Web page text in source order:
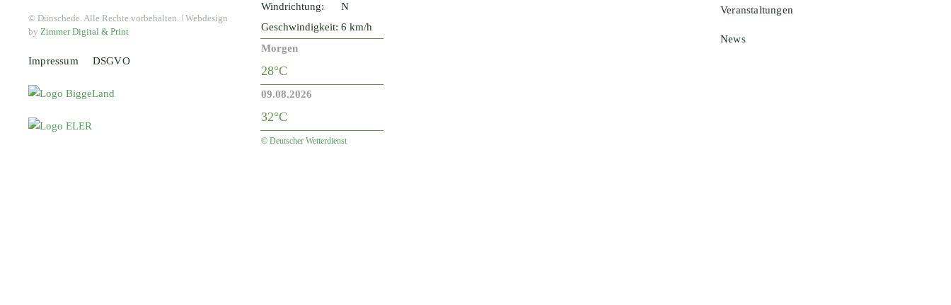
© Dünschede. Alle Rechte vorbehalten. ǀ Webdesign
by Zimmer Digital & Print
Impressum DSGVO
Windrichtung:
N
Geschwindigkeit: 6 km/h
Morgen
28°C
09.08.2026
32°C
© Deutscher Wetterdienst
Veranstaltungen
News